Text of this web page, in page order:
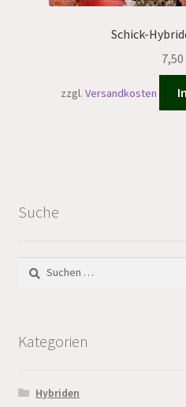
Schick-
7,50
zzgl.Versandkosten
Suche
nach:
Kategorien
Hybriden